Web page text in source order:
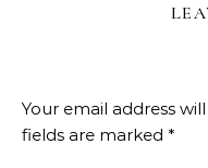
Your email address
fields are marked *